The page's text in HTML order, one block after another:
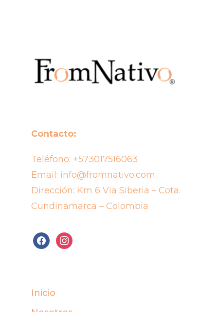
Contacto:
Teléfono: +573017516063
Email: info@fromnativo.com
Dirección: Km 6 Via Siberia – Cota.
Cundinamarca – Colombia
facebookinstagram
Inicio